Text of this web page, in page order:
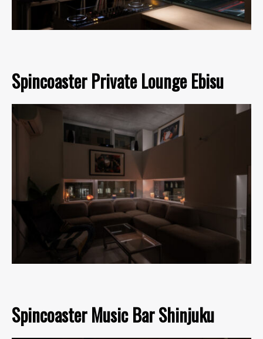
Spincoaster Private Lounge Ebisu
Spincoaster Music Bar Shinjuku